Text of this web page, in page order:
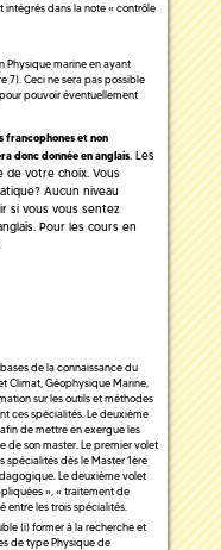
intégrés dans la note « contrôle
Physique marine en ayant
7). Ceci ne sera pas possible
pouvoir éventuellement
francophones et non
donc donnée en anglais. Les
de votre choix. Vous
Aucun niveau
si vous vous sentez
Pour les cours en
de la connaissance du
Climat, Géophysique Marine,
sur les outils et méthodes
ces spécialités. Le deuxième
de mettre en exergue les
de son master. Le premier volet
spécialités dès le Master 1ère
Le deuxième volet
», « traitement de
entre les trois spécialités.
(i) former à la recherche et
de type Physique de